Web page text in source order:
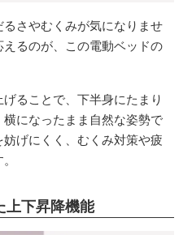
さやむくみが気になりませ
るのが、この電動ベッドの
ることで、下半身にたまり
になったまま自然な姿勢で
げにくく、むくみ対策や疲
上下昇降機能